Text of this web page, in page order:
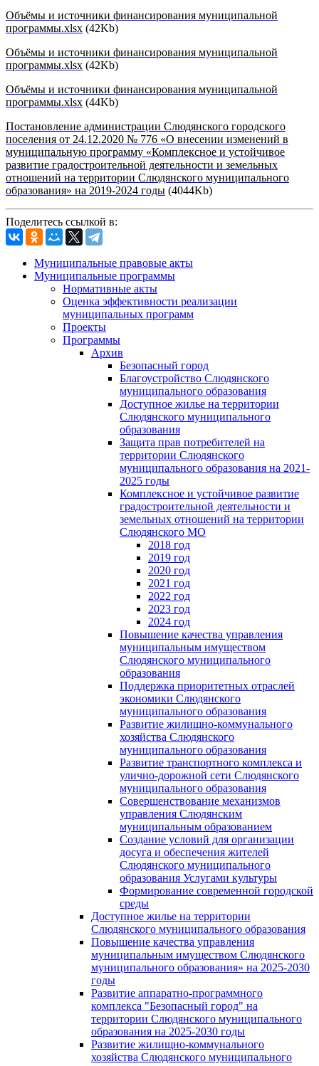
Объёмы и источники финансирования муниципальной
программы.xlsx (42Kb)
Объёмы и источники финансирования муниципальной
программы.xlsx (42Kb)
Объёмы и источники финансирования муниципальной
программы.xlsx (44Kb)
Постановление администрации Слюдянского городского
поселения от 24.12.2020 № 776 «О внесении изменений в
муниципальную программу «Комплексное и устойчивое
развитие градостроительной деятельности и земельных
отношений на территории Слюдянского муниципального
образования» на 2019-2024 годы (4044Kb)
Поделитесь ссылкой в:
Муниципальные правовые акты
Муниципальные программы
Нормативные акты
Оценка эффективности реализации
муниципальных программ
Проекты
Программы
Архив
Безопасный город
Благоустройство Слюдянского
муниципального образования
Доступное жилье на территории
Слюдянского муниципального
образования
Защита прав потребителей на
территории Слюдянского
муниципального образования на 2021-
2025 годы
Комплексное и устойчивое развитие
градостроительной деятельности и
земельных отношений на территории
Слюдянского МО
2018 год
2019 год
2020 год
2021 год
2022 год
2023 год
2024 год
Повышение качества управления
муниципальным имуществом
Слюдянского муниципального
образования
Поддержка приоритетных отраслей
экономики Слюдянского
муниципального образования
Развитие жилищно-коммунального
хозяйства Слюдянского
муниципального образования
Развитие транспортного комплекса и
улично-дорожной сети Слюдянского
муниципального образования
Совершенствование механизмов
управления Слюдянским
муниципальным образованием
Создание условий для организации
досуга и обеспечения жителей
Слюдянского муниципального
образования Услугами культуры
Формирование современной городской
среды
Доступное жилье на территории
Слюдянского муниципального образования
Повышение качества управления
муниципальным имуществом Слюдянского
муниципального образования» на 2025-2030
годы
Развитие аппаратно-программного
комплекса "Безопасный город" на
территории Слюдянского муниципального
образования на 2025-2030 годы
Развитие жилищно-коммунального
хозяйства Слюдянского муниципального